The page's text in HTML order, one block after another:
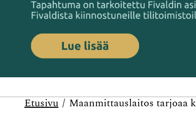
Etusivu Maanmittauslaitos tarjoaa